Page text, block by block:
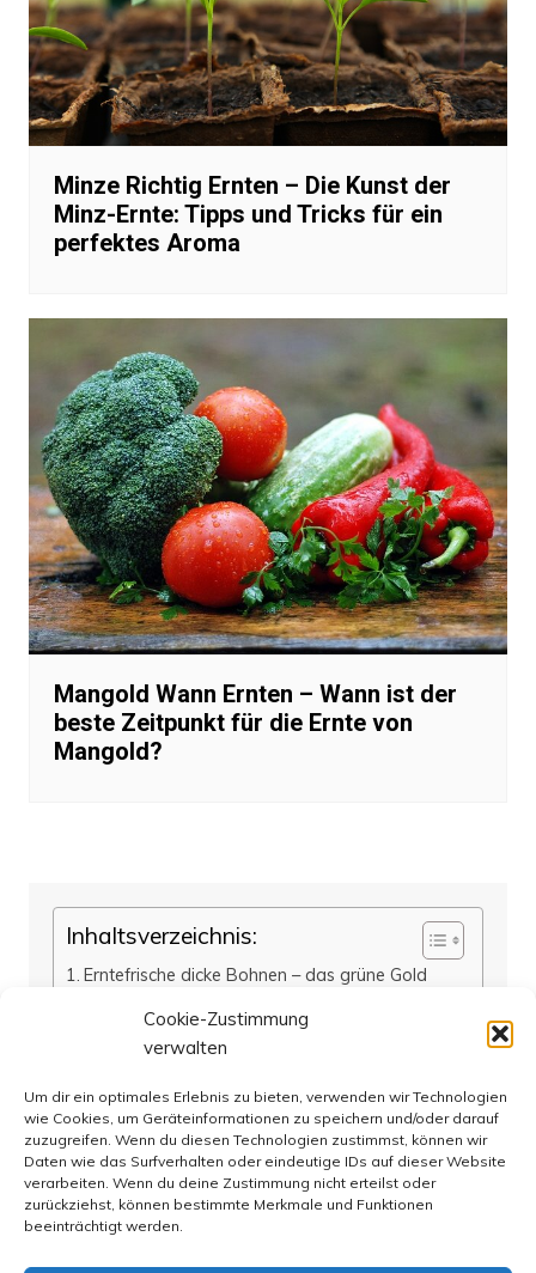
Cookie-Zustimmung
verwalten
Um dir ein optimales Erlebnis zu bieten, verwenden wir Technologien
wie Cookies, um Geräteinformationen zu speichern und/oder darauf
zuzugreifen. Wenn du diesen Technologien zustimmst, können wir
Daten wie das Surfverhalten oder eindeutige IDs auf dieser Website
verarbeiten. Wenn du deine Zustimmung nicht erteilst oder
zurückziehst, können bestimmte Merkmale und Funktionen
beeinträchtigt werden.
Minze Richtig Ernten – Die Kunst der
Minz-Ernte: Tipps und Tricks für ein
perfektes Aroma
Mangold Wann Ernten – Wann ist der
beste Zeitpunkt für die Ernte von
Mangold?
Inhaltsverzeichnis:
Erntefrische dicke Bohnen – das grüne Gold
Dicke Bohnen selber anbauen und ernten: So
gelingt’s im eigenen Garten
mit frischen dicken Bohnen
Dicke Bohnen ernten und lagern: Tipps für eine
erfolgreiche Erntezeit
Fazit
FAQs